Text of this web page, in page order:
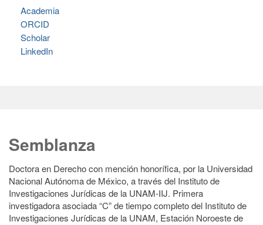
Academia
ORCID
Scholar
LinkedIn
Semblanza
Doctora en Derecho con mención honorífica, por la Universidad
Nacional Autónoma de México, a través del Instituto de
Investigaciones Jurídicas de la UNAM-IIJ. Primera
investigadora asociada “C” de tiempo completo del Instituto de
Investigaciones Jurídicas de la UNAM, Estación Noroeste de